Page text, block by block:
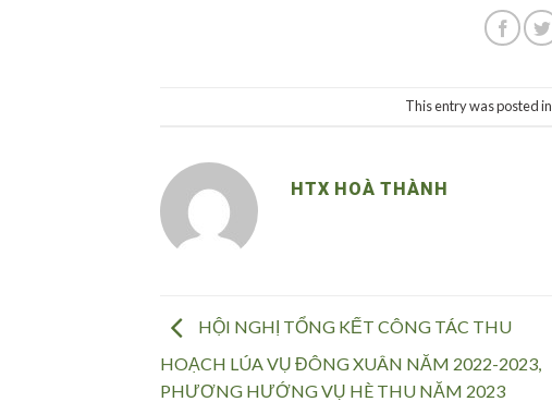
This entry was posted in
HTX HOÀ THÀNH
HỘI NGHỊ TỔNG KẾT CÔNG TÁC THU
HOẠCH LÚA VỤ ĐÔNG XUÂN NĂM 2022-2023,
PHƯƠNG HƯỚNG VỤ HÈ THU NĂM 2023